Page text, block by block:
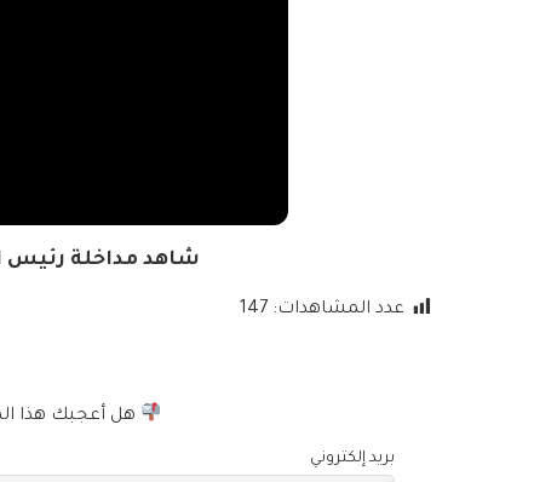
شاهد مداخلة رئيس
عدد المشاهدات: 147
هل أعجبك هذا
بريد إلكتروني